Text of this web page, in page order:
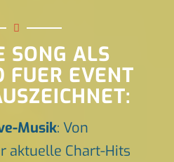
SONG ALS
FUER EVENT
Musik: Von
aktuelle Chart-Hits